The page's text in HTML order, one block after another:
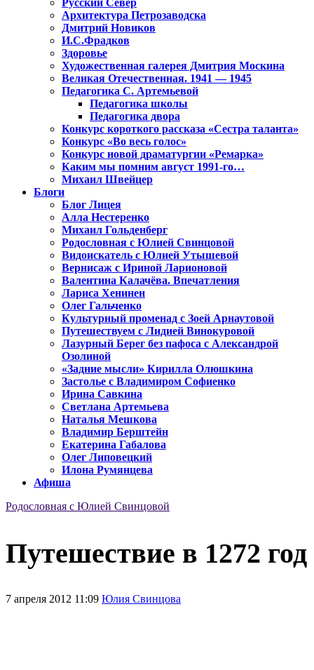
Русский Север
Архитектура Петрозаводска
Дмитрий Новиков
И.С.Фрадков
Здоровье
Художественная галерея Дмитрия Москина
Великая Отечественная. 1941 — 1945
Педагогика С. Артемьевой
Педагогика школы
Педагогика двора
Конкурс короткого рассказа «Сестра таланта»
Конкурс «Во весь голос»
Конкурс новой драматургии «Ремарка»
Каким мы помним август 1991-го…
Михаил Швейцер
Блоги
Блог Лицея
Алла Нестеренко
Михаил Гольденберг
Родословная с Юлией Свинцовой
Видоискатель с Юлией Утышевой
Вернисаж с Ириной Ларионовой
Валентина Калачёва. Впечатления
Лариса Хенинен
Олег Гальченко
Культурный променад с Зоей Арнаутовой
Путешествуем с Лидией Винокуровой
Лазурный Берег без пафоса с Александрой
Озолиной
«Задние мысли» Кирилла Олюшкина
Застолье с Владимиром Софиенко
Ирина Савкина
Светлана Артемьева
Наталья Мешкова
Владимир Берштейн
Екатерина Габалова
Олег Липовецкий
Илона Румянцева
Афиша
Родословная с Юлией Свинцовой
Путешествие в 1272 год
7 апреля 2012 11:09 Юлия Свинцова